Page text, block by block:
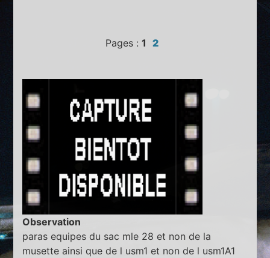
Pages : 1 2
Observation
paras equipes du sac mle 28 et non de la
musette ainsi que de l usm1 et non de l usm1A1